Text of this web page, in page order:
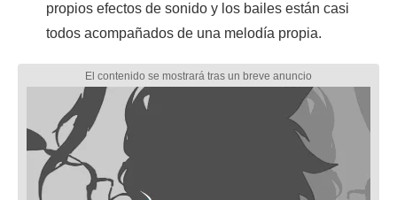
propios efectos de sonido y los bailes están casi
todos acompañados de una melodía propia.